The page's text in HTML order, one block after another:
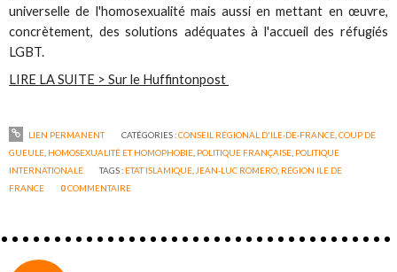
universelle de l'homosexualité mais aussi en mettant en œuvre,
concrètement, des solutions adéquates à l'accueil des réfugiés
LGBT.
LIRE LA SUITE > Sur le Huffintonpost
LIEN PERMANENT CATÉGORIES :CONSEIL RÉGIONAL D'ILE-DE-FRANCE, COUP DE
GUEULE HOMOSEXUALITÉ ET HOMOPHOBIE POLITIQUE FRANÇAISE POLITIQUE
INTERNATIONALE
TAGS : ETAT ISLAMIQUE JEAN-LUC ROMERO RÉGION ILE DE
FRANCE
0COMMENTAIRE